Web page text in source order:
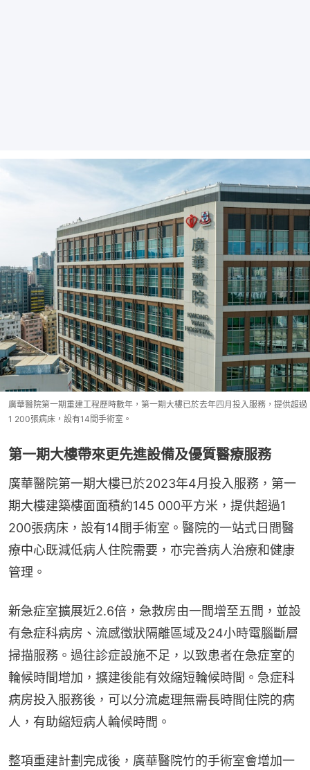
廣華醫院第一期重建工程歷時數年，第一期大樓已於去年四月投入服務，提供超過
1 200張病床，設有14間手術室。
第一期大樓帶來更先進設備及優質醫療服務
廣華醫院第一期大樓已於2023年4月投入服務，第一
期大樓建築樓面面積約145 000平方米，提供超過1
200張病床，設有14間手術室。醫院的一站式日間醫
療中心既減低病人住院需要，亦完善病人治療和健康
管理。
新急症室擴展近2.6倍，急救房由一間增至五間，並設
有急症科病房、流感徵狀隔離區域及24小時電腦斷層
掃描服務。過往診症設施不足，以致患者在急症室的
輪候時間增加，擴建後能有效縮短輪候時間。急症科
病房投入服務後，可以分流處理無需長時間住院的病
人，有助縮短病人輪候時間。
整項重建計劃完成後，廣華醫院竹的手術室會增加一